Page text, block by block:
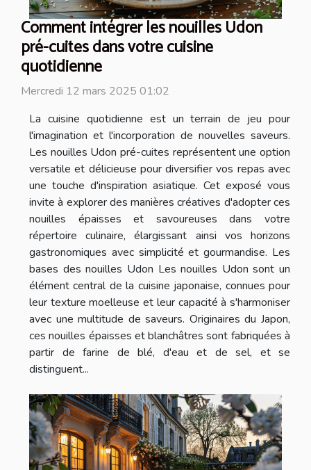
Comment intégrer les nouilles Udon
pré-cuites dans votre cuisine
quotidienne
Mercredi 12 mars 2025 01:02
La cuisine quotidienne est un terrain de jeu pour
l'imagination et l'incorporation de nouvelles saveurs.
Les nouilles Udon pré-cuites représentent une option
versatile et délicieuse pour diversifier vos repas avec
une touche d'inspiration asiatique. Cet exposé vous
invite à explorer des manières créatives d'adopter ces
nouilles épaisses et savoureuses dans votre
répertoire culinaire, élargissant ainsi vos horizons
gastronomiques avec simplicité et gourmandise. Les
bases des nouilles Udon Les nouilles Udon sont un
élément central de la cuisine japonaise, connues pour
leur texture moelleuse et leur capacité à s'harmoniser
avec une multitude de saveurs. Originaires du Japon,
ces nouilles épaisses et blanchâtres sont fabriquées à
partir de farine de blé, d'eau et de sel, et se
distinguent...